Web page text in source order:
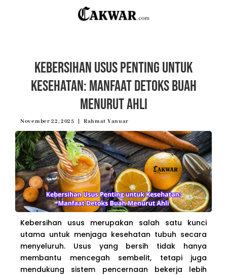
Kebersihan Usus Penting untuk
Kesehatan: Manfaat Detoks Buah
Menurut Ahli
November 22, 2025 Rahmat Yanuar
Kebersihan usus merupakan salah satu kunci
utama untuk menjaga kesehatan tubuh secara
menyeluruh. Usus yang bersih tidak hanya
membantu mencegah sembelit, tetapi juga
mendukung sistem pencernaan bekerja lebih